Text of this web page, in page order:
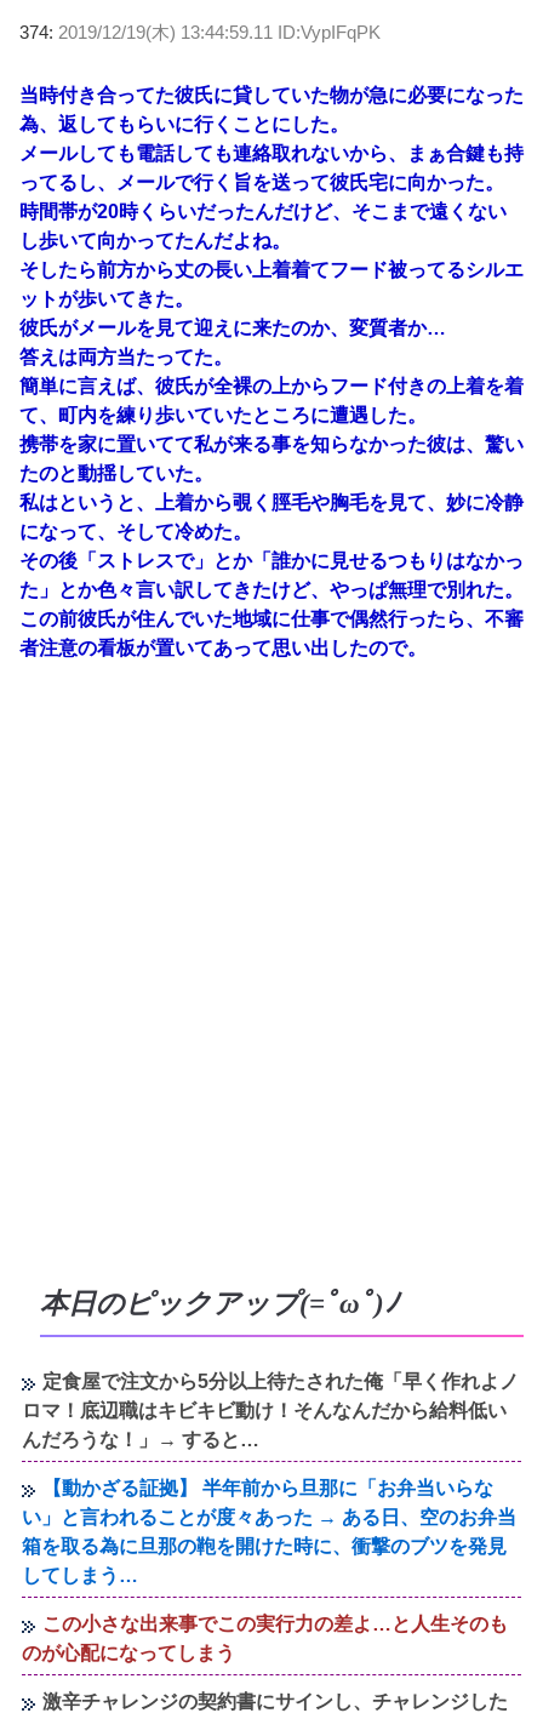
374: 2019/12/19(木) 13:44:59.11 ID:VypIFqPK
当時付き合ってた彼氏に貸していた物が急に必要になった
為、返してもらいに行くことにした。
メールしても電話しても連絡取れないから、まぁ合鍵も持
ってるし、メールで行く旨を送って彼氏宅に向かった。
時間帯が20時くらいだったんだけど、そこまで遠くない
し歩いて向かってたんだよね。
そしたら前方から丈の長い上着着てフード被ってるシルエ
ットが歩いてきた。
彼氏がメールを見て迎えに来たのか、変質者か…
答えは両方当たってた。
簡単に言えば、彼氏が全裸の上からフード付きの上着を着
て、町内を練り歩いていたところに遭遇した。
携帯を家に置いてて私が来る事を知らなかった彼は、驚い
たのと動揺していた。
私はというと、上着から覗く脛毛や胸毛を見て、妙に冷静
になって、そして冷めた。
その後「ストレスで」とか「誰かに見せるつもりはなかっ
た」とか色々言い訳してきたけど、やっぱ無理で別れた。
この前彼氏が住んでいた地域に仕事で偶然行ったら、不審
者注意の看板が置いてあって思い出したので。
本日のピックアップ(=ﾟωﾟ)ﾉ
定食屋で注文から5分以上待たされた俺「早く作れよノ
ロマ！底辺職はキビキビ動け！そんなんだから給料低い
んだろうな！」→ すると…
【動かざる証拠】 半年前から旦那に「お弁当いらな
い」と言われることが度々あった → ある日、空のお弁当
箱を取る為に旦那の鞄を開けた時に、衝撃のブツを発見
してしまう…
この小さな出来事でこの実行力の差よ…と人生そのも
のが心配になってしまう
激辛チャレンジの契約書にサインし、チャレンジした